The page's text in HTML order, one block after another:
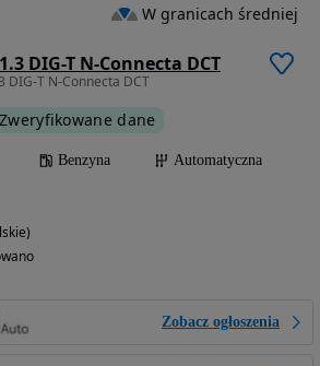
DIG-T N-Connecta DCT
DIG-T N-Connecta DCT
Zweryfikowane dane
Benzyna
Automatyczna
Zobacz ogłoszenia
W granicach średniej